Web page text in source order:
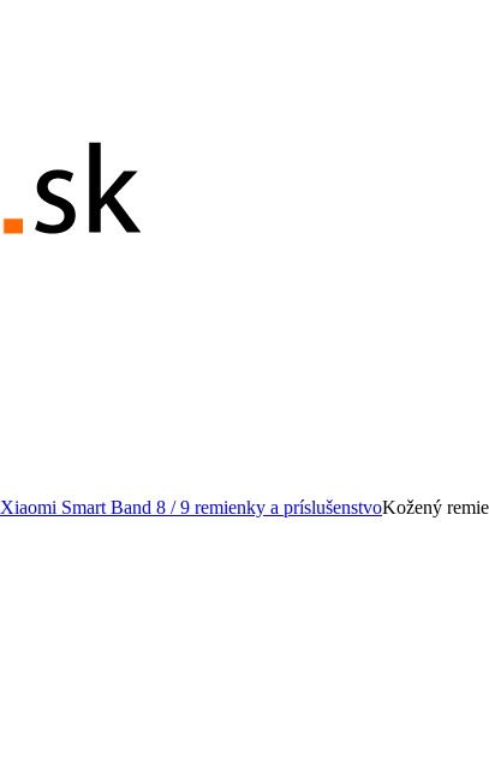
Xiaomi Smart Band 8 / 9 remienky a príslušenstvoKožený